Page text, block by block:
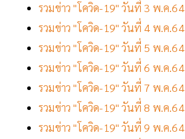
รวมข่าว "โควิด-19" วันที่ 3 พ.ค.64
รวมข่าว "โควิด-19" วันที่ 4 พ.ค.64
รวมข่าว "โควิด-19" วันที่ 5 พ.ค.64
รวมข่าว "โควิด-19" วันที่ 6 พ.ค.64
รวมข่าว "โควิด-19" วันที่ 7 พ.ค.64
รวมข่าว "โควิด-19" วันที่ 8 พ.ค.64
รวมข่าว "โควิด-19" วันที่ 9 พ.ค.64